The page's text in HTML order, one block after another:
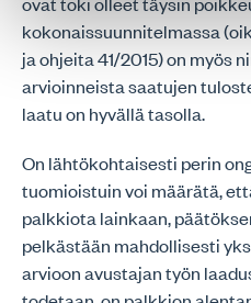
kokonaissuunnitelmassa
ja ohjeita 41/2015) on myös
arvioinneista saatujen
laatu on hyvällä tasolla.
On lähtökohtaisesti perin
tuomioistuin voi määrätä,
palkkiota lainkaan,
pelkästään mahdollisesti
arvioon avustajan työn